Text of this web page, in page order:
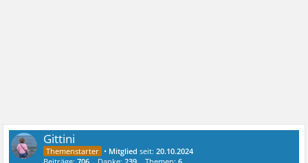
Gittini
• Mitglied seit:20.10.2024